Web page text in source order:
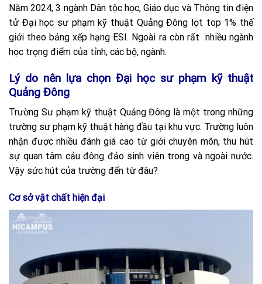
Năm 2024, 3 ngành Dân tộc học, Giáo dục và Thông tin điện
tử Đại học sư phạm kỹ thuật Quảng Đông lọt top 1% thế
giới theo bảng xếp hạng ESI. Ngoài ra còn rất nhiều ngành
học trọng điểm của tỉnh, các bộ, ngành.
Lý do nên lựa chọn Đại học sư phạm kỹ thuật
Quảng Đông
Trường Sư phạm kỹ thuật Quảng Đông là một trong những
trường sư phạm kỹ thuật hàng đầu tại khu vực. Trường luôn
nhận được nhiều đánh giá cao từ giới chuyên môn, thu hút
sự quan tâm cảu đông đảo sinh viên trong và ngoài nước.
Vậy sức hút của trường đến từ đâu?
Cơ sở vật chất hiện đại